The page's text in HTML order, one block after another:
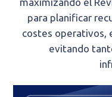
para planificar
costes operativos,
evitando